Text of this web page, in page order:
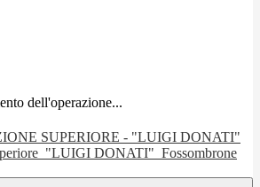
dell'operazione...
"LUIGI DONATI" Fossombrone